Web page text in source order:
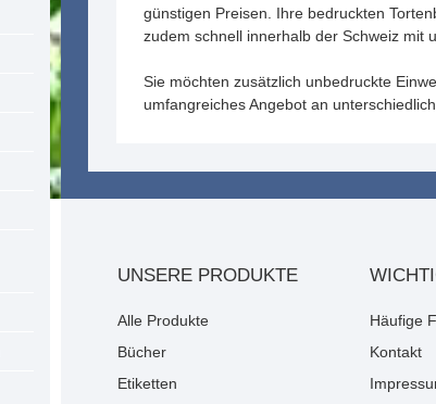
günstigen Preisen. Ihre bedruckten
zudem schnell innerhalb der Schweiz mit
Sie möchten zusätzlich unbedruckte
umfangreiches Angebot an
UNSERE PRODUKTE
Alle Produkte
Bücher
Etiketten
Häufige
Kontakt